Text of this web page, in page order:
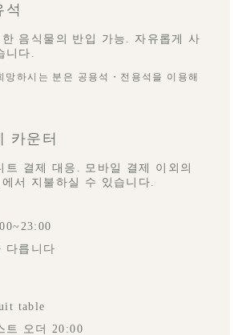
석
음식물의 반입 가능. 자유롭게 사
니다.
하시는 분은 공용석・전용석을 이용해
카운터
트 결제 대응. 모바일 결제 이외의
서 지불하실 수 있습니다.
다릅니다
table
트 오더 20:00